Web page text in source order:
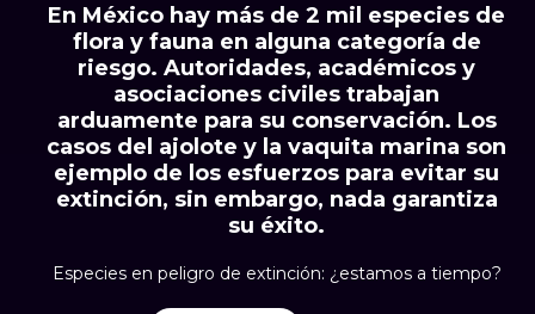
En México hay más de 2 mil especies de
flora y fauna en alguna categoría de
riesgo. Autoridades, académicos y
asociaciones civiles trabajan
arduamente para su conservación. Los
casos del ajolote y la vaquita marina son
ejemplo de los esfuerzos para evitar su
extinción, sin embargo, nada garantiza
su éxito.
Especies en peligro de extinción: ¿estamos a tiempo?